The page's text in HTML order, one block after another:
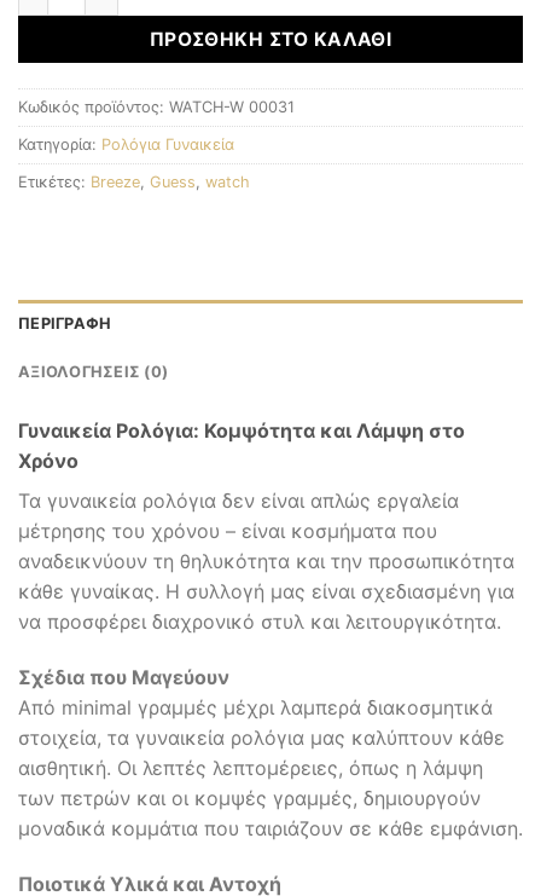
ΠΡΟΣΘΉΚΗ ΣΤΟ ΚΑΛΆΘΙ
Κωδικός προϊόντος: WATCH-W 00031
Κατηγορία: Ρολόγια Γυναικεία
Ετικέτες: Breeze Guess watch
ΠΕΡΙΓΡΑΦΉ
ΑΞΙΟΛΟΓΉΣΕΙΣ (0)
Γυναικεία Ρολόγια: Κομψότητα και Λάμψη στο
Χρόνο
Τα γυναικεία ρολόγια δεν είναι απλώς εργαλεία
μέτρησης του χρόνου – είναι κοσμήματα που
αναδεικνύουν τη θηλυκότητα και την προσωπικότητα
κάθε γυναίκας. Η συλλογή μας είναι σχεδιασμένη για
να προσφέρει διαχρονικό στυλ και λειτουργικότητα.
Σχέδια που Μαγεύουν
Από minimal γραμμές μέχρι λαμπερά διακοσμητικά
στοιχεία, τα γυναικεία ρολόγια μας καλύπτουν κάθε
αισθητική. Οι λεπτές λεπτομέρειες, όπως η λάμψη
των πετρών και οι κομψές γραμμές, δημιουργούν
μοναδικά κομμάτια που ταιριάζουν σε κάθε εμφάνιση.
Ποιοτικά Υλικά και Αντοχή